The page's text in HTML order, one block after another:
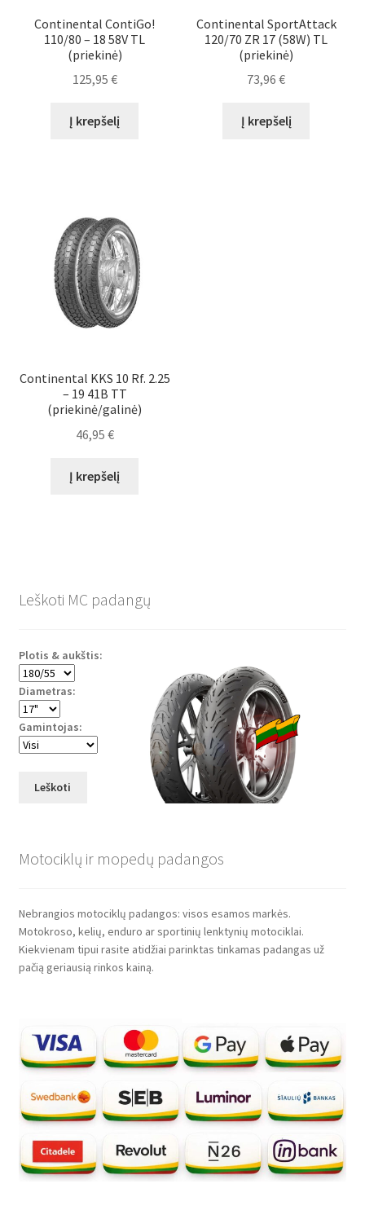
Continental ContiGo!
110/80 – 18 58V TL
(priekinė)
125,95 €
Į krepšelį
Continental SportAttack
120/70 ZR 17 (58W) TL
(priekinė)
73,96€
Į krepšelį
Continental KKS 10 Rf. 2.25
– 19 41B TT
(priekinė/galinė)
46,95 €
Į krepšelį
Leškoti MC padangų
Plotis & aukštis:
Diametras:
Gamintojas:
Leškoti
Motociklų ir mopedų padangos
Nebrangios motociklų padangos: visos esamos markės.
Motokroso, kelių, enduro ar sportinių lenktynių motociklai.
Kiekvienam tipui rasite atidžiai parinktas tinkamas padangas už
pačią geriausią rinkos kainą.